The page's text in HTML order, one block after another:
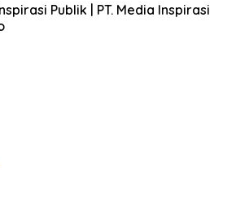
Publik | PT. Media Inspirasi